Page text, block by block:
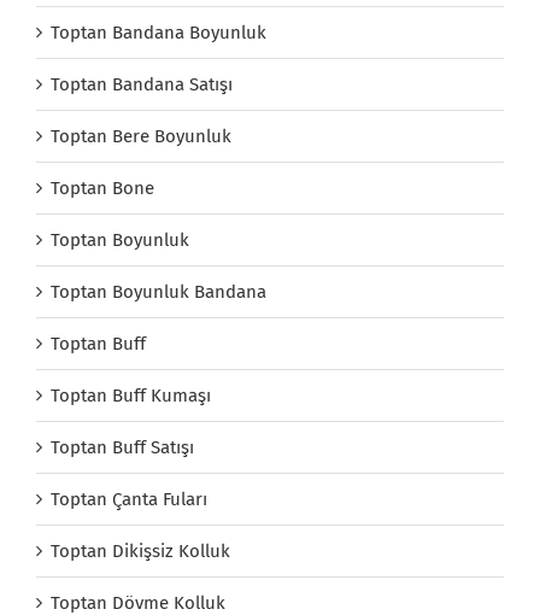
Toptan Bandana Boyunluk
Toptan Bandana Satışı
Toptan Bere Boyunluk
Toptan Bone
Toptan Boyunluk
Toptan Boyunluk Bandana
Toptan Buff
Toptan Buff Kumaşı
Toptan Buff Satışı
Toptan Çanta Fuları
Toptan Dikişsiz Kolluk
Toptan Dövme Kolluk